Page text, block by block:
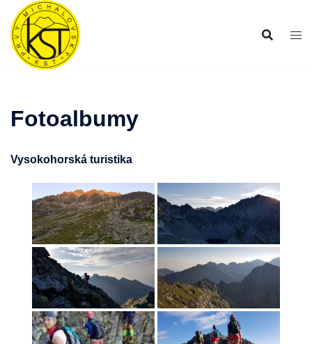
Preskočiť
obsah
Fotoalbumy
Vysokohorská turistika